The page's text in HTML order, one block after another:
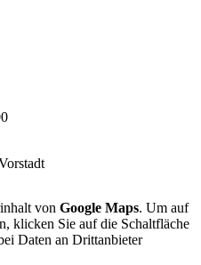
von Google Maps. Um auf
klicken Sie auf die Schaltfläche
Daten an Drittanbieter